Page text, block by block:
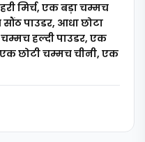
मिर्च, एक बड़ा चम्मच
पाउडर, आधा छोटा
हल्दी पाउडर, एक
एक छोटी चम्मच चीनी, एक